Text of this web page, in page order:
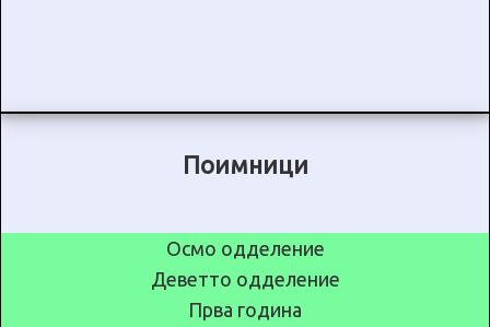
Поимници
Осмо одделение
Деветто одделение
Прва година